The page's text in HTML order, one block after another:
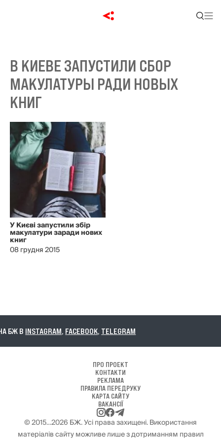
В КИЕВЕ ЗАПУСТИЛИ СБОР
МАКУЛАТУРЫ РАДИ НОВЫХ
КНИГ
У Києві запустили збір
макулатури заради нових
книг
08 грудня 2015
БЖ ВINSTAGRAM,FACEBOOK,TELEGRAM
ПРО ПРОЕКТ
КОНТАКТИ
РЕКЛАМА
ПРАВИЛА ПЕРЕДРУКУ
КАРТА САЙТУ
ВАКАНСІЇ
© 2015…2026 БЖ. Усі права захищені. Використання
матеріалів сайту можливе лише з дотриманням правил